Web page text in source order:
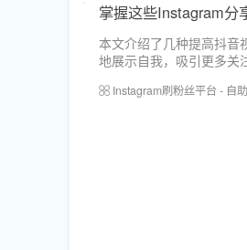
掌握这些Instagram分
本文介绍了几种提高抖音
地展示自我，吸引更多关
Instagram刷粉丝平台 - 自